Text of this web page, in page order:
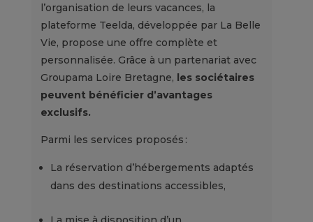
l’organisation de leurs vacances, la
plateforme Teelda, développée par La Belle
Vie, propose une offre complète et
personnalisée. Grâce à un partenariat avec
Groupama Loire Bretagne, les sociétaires
peuvent bénéficier d’avantages
exclusifs.
Parmi les services proposés :
La réservation d’hébergements adaptés
dans des destinations accessibles,